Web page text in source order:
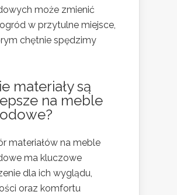
może zmienić
w przytulne miejsce,
chętnie spędzimy
materiały są
na meble
materiałów na meble
ma kluczowe
dla ich wyglądu,
oraz komfortu